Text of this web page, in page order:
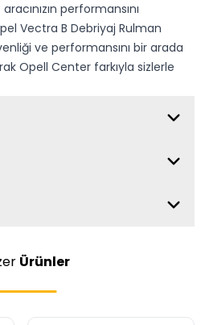
performansını
Vectra B Debriyaj Rulman
ve performansını bir arada
Opell Center farkıyla sizlerle
Ürünler